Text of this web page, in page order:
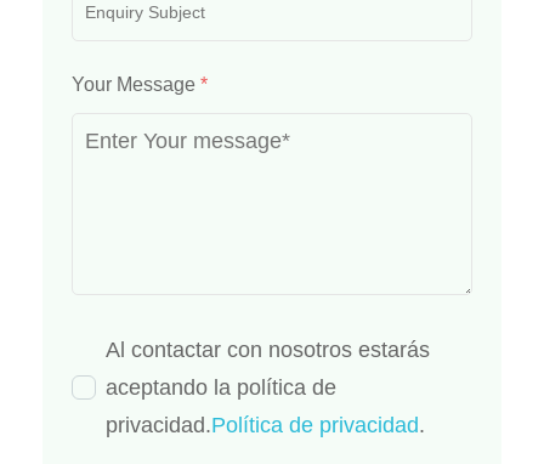
Your Message *
Al contactar con nosotros estarás
aceptando la política de
privacidad.Política de privacidad.